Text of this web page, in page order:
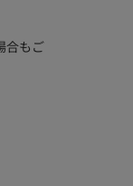
合もご